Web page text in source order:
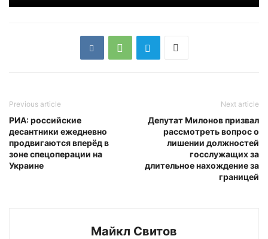
Previous article
РИА: российские
десантники ежедневно
продвигаются вперёд в
зоне спецоперации на
Украине
Next article
Депутат Милонов призвал
рассмотреть вопрос о
лишении должностей
госслужащих за
длительное нахождение за
границей
Майкл Свитов